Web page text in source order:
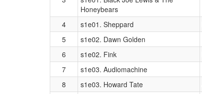
Honeybears
4 s1e01. Sheppard
5
s1e02. Dawn Golden
6
s1e02. Fink
7
s1e03. Audiomachine
8
s1e03. Howard Tate